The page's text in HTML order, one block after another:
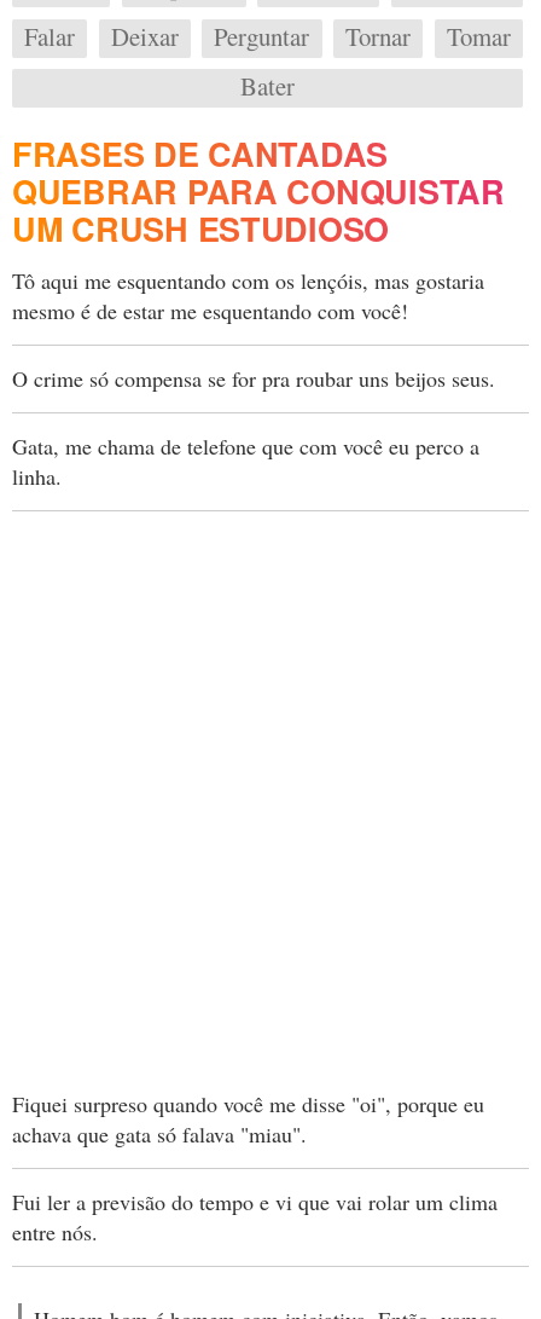
Falar
Deixar Perguntar Tornar
Tomar
Bater
FRASES DE CANTADAS
QUEBRAR PARA CONQUISTAR
UM CRUSH ESTUDIOSO
Tô aqui me esquentando com os lençóis, mas gostaria
mesmo é de estar me esquentando com você!
O crime só compensa se for pra roubar uns beijos seus.
Gata, me chama de telefone que com você eu perco a
linha.
Fiquei surpreso quando você me disse "oi", porque eu
achava que gata só falava "miau".
Fui ler a previsão do tempo e vi que vai rolar um clima
entre nós.